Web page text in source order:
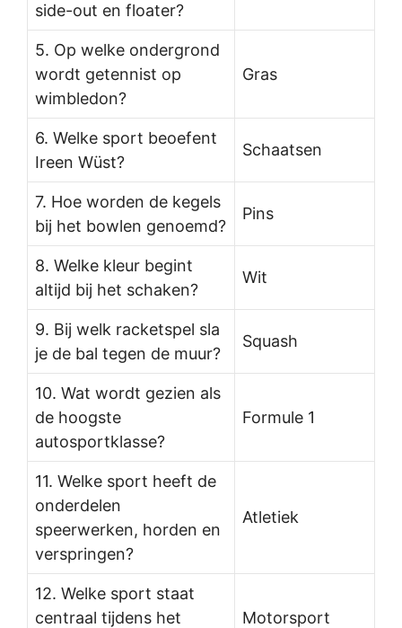
side-out en floater?
5. Op welke ondergrond
wordt getennist op
wimbledon?
Gras
6. Welke sport beoefent
Ireen Wüst?
Schaatsen
7. Hoe worden de kegels
bij het bowlen genoemd?
Pins
8. Welke kleur begint
altijd bij het schaken?
Wit
9. Bij welk racketspel sla
je de bal tegen de muur?
Squash
10. Wat wordt gezien als
de hoogste
autosportklasse?
Formule 1
11. Welke sport heeft de
onderdelen
speerwerken, horden en
verspringen?
Atletiek
12. Welke sport staat
centraal tijdens het
Motorsport